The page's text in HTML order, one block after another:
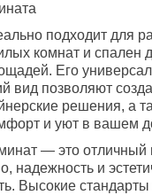
подходит для
комнат и спален
Его
вид позволяют
решения, а
и уют в вашем
— это отличный
надежность и
Высокие